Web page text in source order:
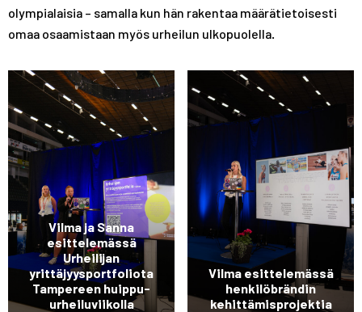
olympialaisia – samalla kun hän rakentaa määrätietoisesti
omaa osaamistaan myös urheilun ulkopuolella.
Vilma ja Sanna
esittelemässä
Urheilijan
yrittäjyysportfoliota
Tampereen huippu-
urheiluviikolla
Vilma esittelemässä
henkilöbrändin
kehittämisprojektia